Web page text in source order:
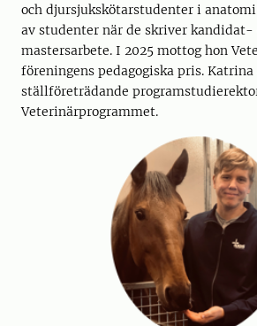
och djursjukskötarstudenter i
av studenter när de skriver
mastersarbete. I 2025 mottog hon
föreningens pedagogiska pris. Katrina
ställföreträdande
Veterinärprogrammet.